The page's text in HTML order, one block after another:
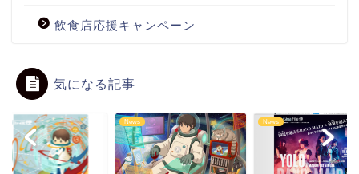
飲食店応援キャンペーン
気になる記事
News News